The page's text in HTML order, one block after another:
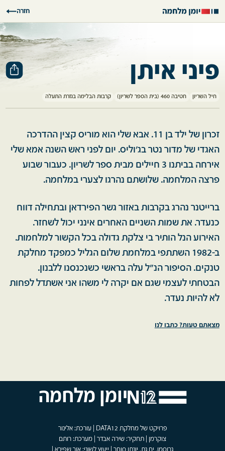
חזרה
פיני איתן
חיל השריון חטיבה 460 (בית הספר לשריון) קרבות הבלימה בגזרת התעלה
זכרון של ילד בן 11. אבא שלי הוא מוריס קצין ההדרכה
האגדי של מדור נטר בג'וליס. יום לפני ראש השנה אמא שלי
אירחה בביתנו 3 חיילים מבית ספר לשריון. כעבור שבוע
פרצה המלחמה. שלושתם נהרגו לצערי במלחמה.
ברייטנר נהרג בקרבות באזור גשר הפירדאן ובתחילה דווח
כנעדר. את שמות השניים האחרים אינני יכול לשחזר.
האירוע הנל הותיר בי צלקת גדולה בכל הקשור למלחמות.
ב-1982 השתתפי במלחמת שלום הגליל כמפקד מחלקת
טנקים. הסיפור הנ"ל עלה בראשי כשנכנסנו ללבנון.
הבטחתי לעצמי שגם אם יקרה לי משהו אני אשתדל לפחות
לא להיות נעדר.
מצאתם טעות? כתבו לנו
יומן מלחמה
פרויקט של מחלקת DATA12 | עורכת: אלינור
צוקרמן | תחקיר: שירה אבדר | מערכת: רותם